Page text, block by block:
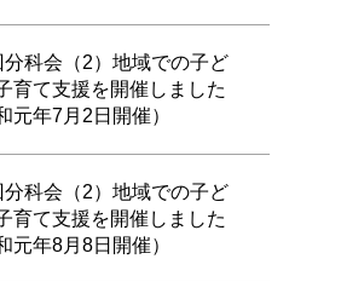
分科会（2）地域での子ど
育て支援を開催しました
元年7月2日開催）
分科会（2）地域での子ど
育て支援を開催しました
元年8月8日開催）